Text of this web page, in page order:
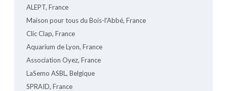
ALEPT, France
Maison pour tous du Bois-l'Abbé, France
Clic Clap, France
Aquarium de Lyon, France
Association Oyez, France
LaSemo ASBL, Belgique
SPRAID, France